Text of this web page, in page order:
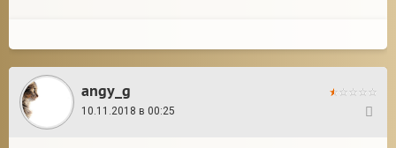
angy_g
10.11.2018 в 00:25